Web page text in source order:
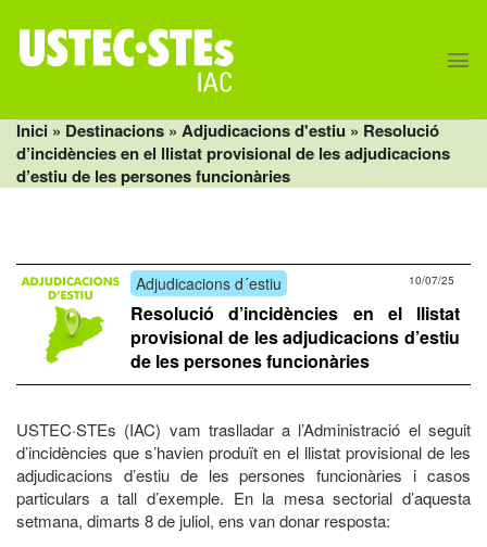
content
Inici » Destinacions » Adjudicacions d'estiu » Resolució
d’incidències en el llistat provisional de les adjudicacions
d’estiu de les persones funcionàries
Adjudicacions d´estiu 10/07/25
Resolució d’incidències en el llistat
provisional de les adjudicacions d’estiu
de les persones funcionàries
USTEC·STEs (IAC) vam traslladar a l’Administració el seguit
d’incidències que s’havien produït en el llistat provisional de les
adjudicacions d’estiu de les persones funcionàries i casos
particulars a tall d’exemple. En la mesa sectorial d’aquesta
setmana, dimarts 8 de juliol, ens van donar resposta: